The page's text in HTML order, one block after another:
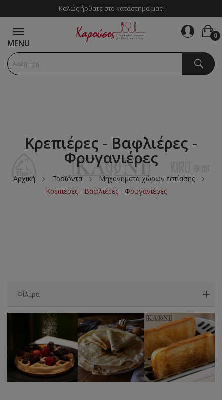
Καλώς ήρθατε στο κατάστημά μας!
MENU
0
Κρεπιέρες - Βαφλιέρες -
Φρυγανιέρες
Αρχική Προϊόντα
Μηχανήματα χώρων εστίασης
Κρεπιέρες - Βαφλιέρες - Φρυγανιέρες
Φίλτρα